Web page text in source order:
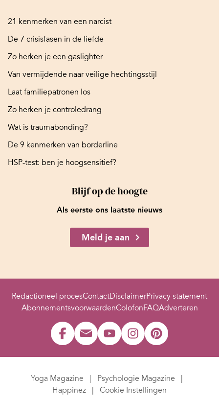
21 kenmerken van een narcist
De 7 crisisfasen in de liefde
Zo herken je een gaslighter
Van vermijdende naar veilige hechtingsstijl
Laat familiepatronen los
Zo herken je controledrang
Wat is traumabonding?
De 9 kenmerken van borderline
HSP-test: ben je hoogsensitief?
Blijf op de hoogte
Als eerste ons laatste nieuws
Meld je aan
Redactioneel procesContactDisclaimerPrivacy statement
AbonnementsvoorwaardenColofonFAQAdverteren
Yoga Magazine
Psychologie Magazine
Happinez
Cookie Instellingen